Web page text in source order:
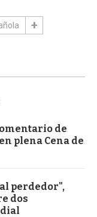
de
plena Cena de
perdedor",
dos